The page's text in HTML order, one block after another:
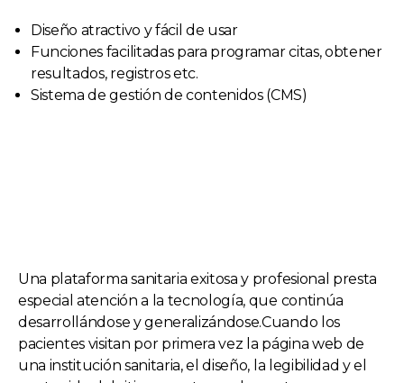
Diseño atractivo y fácil de usar
Funciones facilitadas para programar citas, obtener
resultados, registros etc.
Sistema de gestión de contenidos (CMS)
Una plataforma sanitaria exitosa y profesional presta
especial atención a la tecnología, que continúa
desarrollándose y generalizándose.Cuando los
pacientes visitan por primera vez la página web de
una institución sanitaria, el diseño, la legibilidad y el